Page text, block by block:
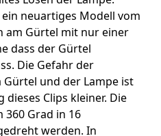
neuartiges Modell vom
am Gürtel mit nur einer
dass der Gürtel
Die Gefahr der
und der Lampe ist
Clips kleiner. Die
360 Grad in 16
werden. In